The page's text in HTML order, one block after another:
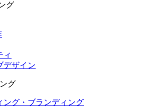
グ
ィ
デザイン
グ
ング・ブランディング